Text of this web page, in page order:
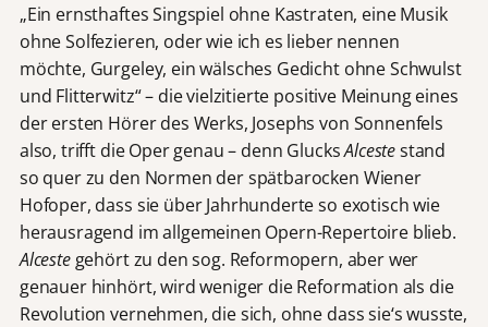
„Ein ernsthaftes Singspiel ohne Kastraten, eine Musik
ohne Solfezieren, oder wie ich es lieber nennen
möchte, Gurgeley, ein wälsches Gedicht ohne Schwulst
und Flitterwitz“ – die vielzitierte positive Meinung eines
der ersten Hörer des Werks, Josephs von Sonnenfels
also, trifft die Oper genau – denn GlucksAlcestestand
so quer zu den Normen der spätbarocken Wiener
Hofoper, dass sie über Jahrhunderte so exotisch wie
herausragend im allgemeinen Opern-Repertoire blieb.
Alcestegehört zu den sog. Reformopern, aber wer
genauer hinhört, wird weniger die Reformation als die
Revolution vernehmen, die sich, ohne dass sie‘s wusste,